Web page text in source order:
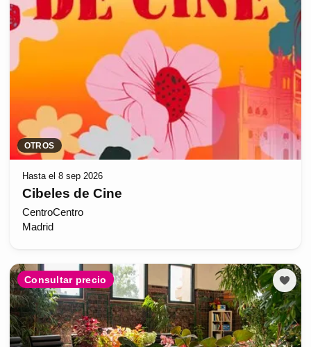
OTROS
Hasta el 8 sep 2026
Cibeles de Cine
CentroCentro
Madrid
Consultar precio